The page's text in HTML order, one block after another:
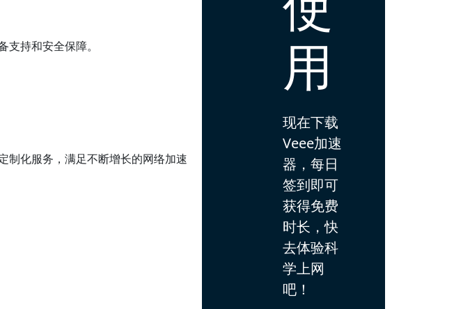
持和安全保障。
制化服务，满足不断增长的网络加速
用
现在下载
Veee加速
器，每日
签到即可
获得免费
时长，快
去体验科
学上网
吧！